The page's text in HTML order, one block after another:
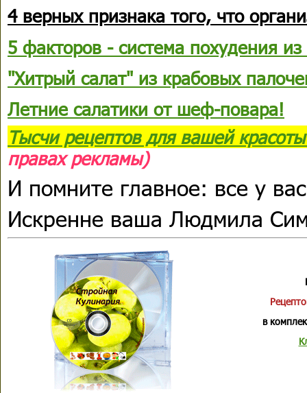
4 верных признака того, что
5 факторов - система похудения
"Хитрый салат" из крабовых
Летние салатики от шеф-повара!
Тысчи рецептов для вашей
правах рекламы)
И помните главное: все у
Искренне ваша Людмила
в